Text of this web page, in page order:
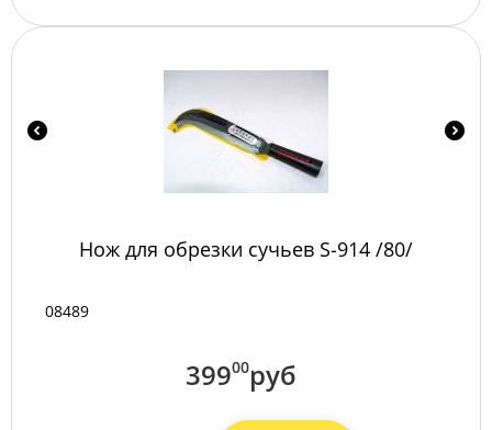
Нож для обрезки сучьев S-914 /80/
08489
39900руб